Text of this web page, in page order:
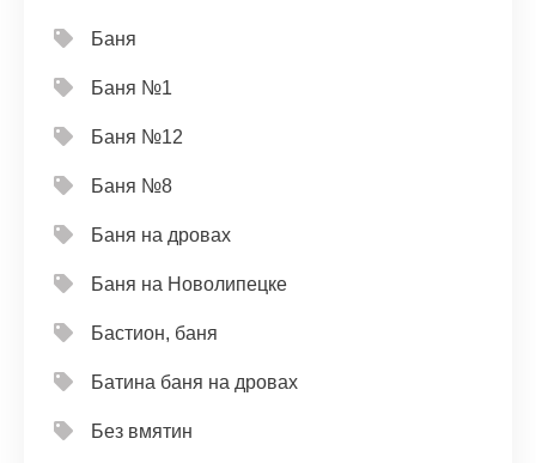
Баня
Баня №1
Баня №12
Баня №8
Баня на дровах
Баня на Новолипецке
Бастион, баня
Батина баня на дровах
Без вмятин